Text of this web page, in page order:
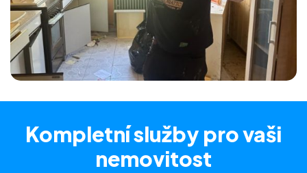
Kompletní služby pro vaši
nemovitost